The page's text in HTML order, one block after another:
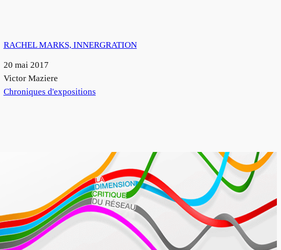
RACHEL MARKS, INNERGRATION
Date
20 mai 2017
Auteur
Victor Maziere
Par rapport à
Chroniques d'expositions